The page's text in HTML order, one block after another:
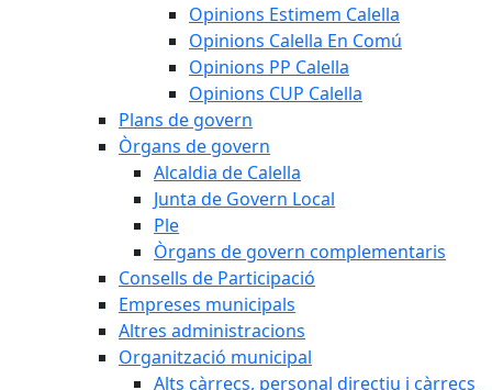
Opinions Estimem Calella
Opinions Calella En Comú
Opinions PP Calella
Opinions CUP Calella
Plans de govern
Òrgans de govern
Alcaldia de Calella
Junta de Govern Local
Ple
Òrgans de govern complementaris
Consells de Participació
Empreses municipals
Altres administracions
Organització municipal
Alts càrrecs, personal directiu i càrrecs